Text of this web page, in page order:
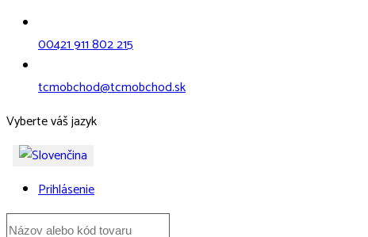
00421 911 802 215
tcmobchod@tcmobchod.sk
Vyberte váš jazyk
Prihlásenie